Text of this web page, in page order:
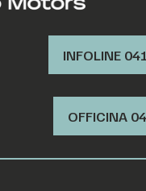
INFOLINE
OFFICINA